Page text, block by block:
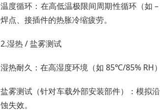
温度循环：在高低温极限间周期性循环（如
焊点、接插件的热胀冷缩疲劳。
2.湿热 / 盐雾测试
湿热耐久：在高湿度环境（如 85℃/85% RH
盐雾测试（针对车载外部安装部件）：模拟
蚀失效。